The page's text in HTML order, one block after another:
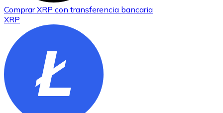
ComprarXRP con transferencia bancaria
XRP